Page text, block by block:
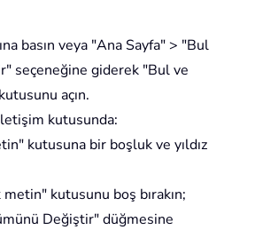
basın veya "Ana Sayfa" > "Bul
seçeneğine giderek "Bul ve
açın.
kutusunda:
kutusuna bir boşluk ve yıldız
kutusunu boş bırakın;
Değiştir" düğmesine